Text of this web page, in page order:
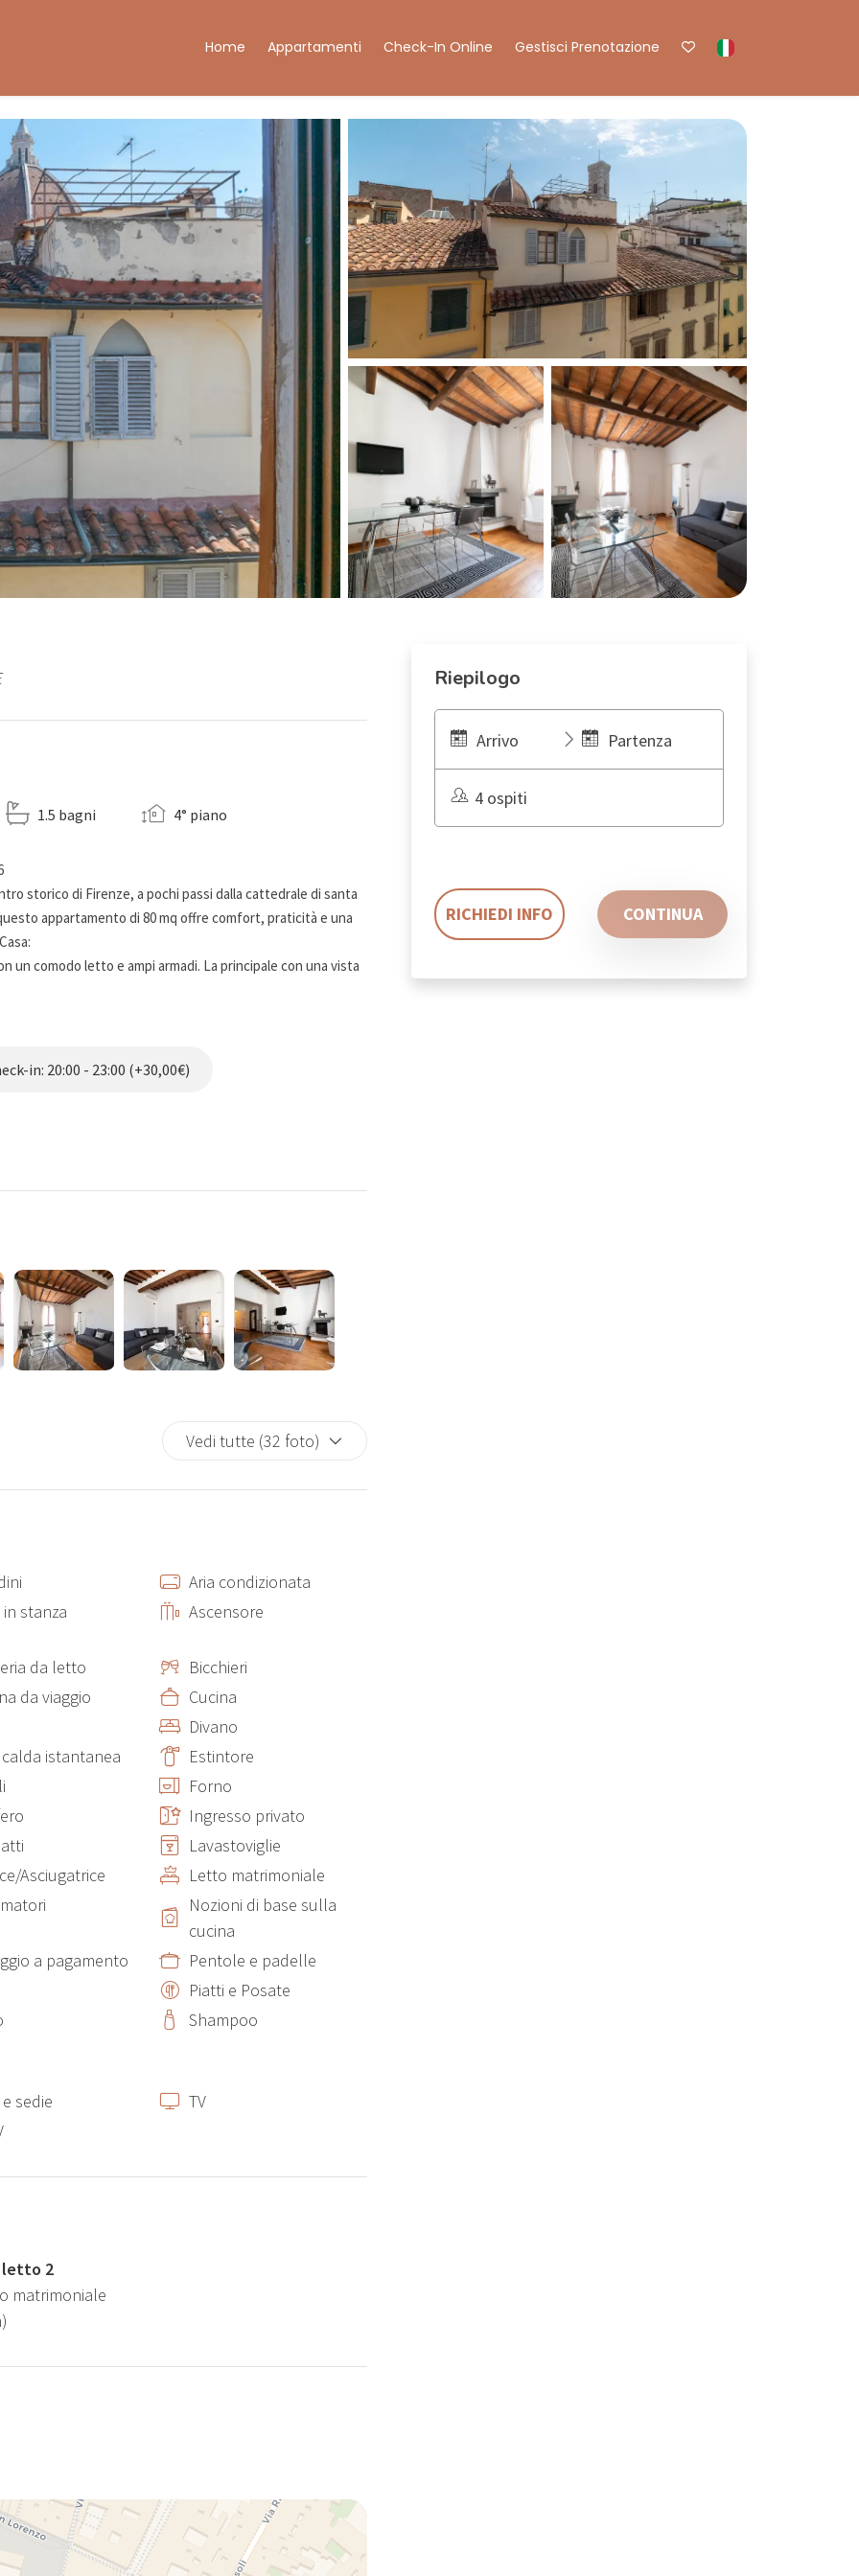
Home Appartamenti Check-In Online Gestisci Prenotazione
1.5 bagni 4° piano
storico di Firenze, a pochi passi dalla cattedrale di santa
appartamento di 80 mq offre comfort, praticità e una
un comodo letto e ampi armadi. La principale con una vista
con una splendida vista sul Campanile per ispirare i tuoi
caldi.
con accesso tramite chiave.
moderni, ampi spazi e viste incomparabili sui
romantica, una vacanza in famiglia o un’avventura
in: 20:00 - 23:00 (+30,00€)
Vedi tutte (32 foto)
Aria condizionata
stanza Ascensore
da letto
Bicchieri
da viaggio
Cucina
Divano
calda istantanea
Estintore
Forno
Ingresso privato
Lavastoviglie
Asciugatrice
Letto matrimoniale
Nozioni di base sulla
cucina
a pagamento
Pentole e padelle
Piatti e Posate
Shampoo
sedie
TV
letto 2
matrimoniale
Riepilogo
Arrivo Partenza
4 ospiti
RICHIEDI INFO CONTINUA